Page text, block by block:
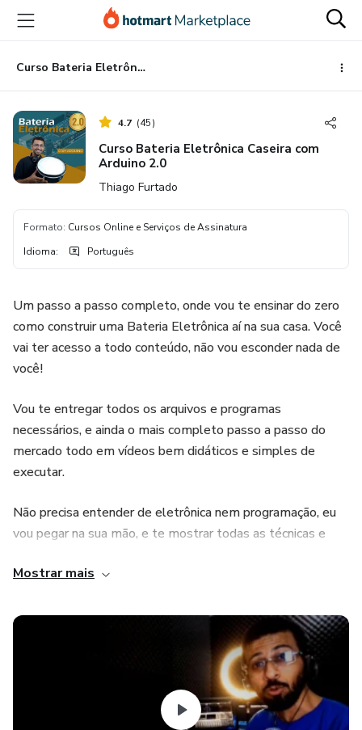
para
conteúdo
principal
para
pagamento
para
rodapé
Curso Bateria Eletrônica Caseira com Arduino 2.0
4.7 (45)
Curso Bateria Eletrônica Caseira com
Arduino 2.0
Thiago Furtado
Formato: Cursos Online e Serviços de Assinatura
Idioma: Português
Um passo a passo completo, onde vou te ensinar do zero
como construir uma Bateria Eletrônica aí na sua casa. Você
vai ter acesso a todo conteúdo, não vou esconder nada de
você!
Vou te entregar todos os arquivos e programas
necessários, e ainda o mais completo passo a passo do
mercado todo em vídeos bem didáticos e simples de
executar.
Não precisa entender de eletrônica nem programação, eu
vou pegar na sua mão, e te mostrar todas as técnicas e
perfeição.
Então! Tá esperando o quê pra acessar o projeto?
Mostrar mais